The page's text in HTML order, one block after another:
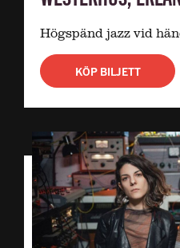
Högspänd jazz vid
KÖP BILJETT